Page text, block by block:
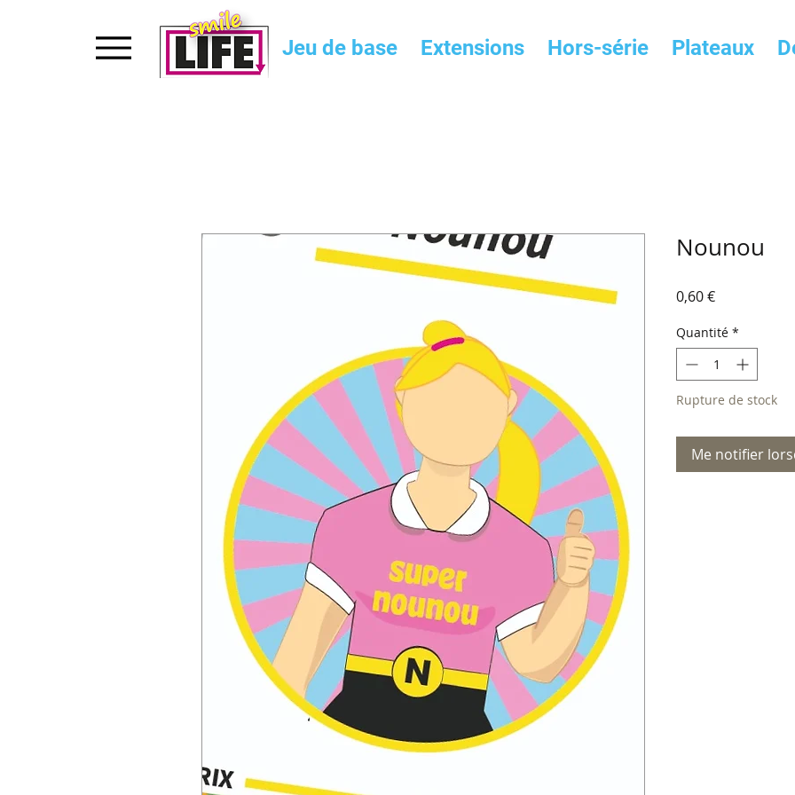
Accueil Jeu de base Extensions Hors-série Plateaux
Nounou
0,60 €Prix
Quantité *
Rupture de stock
Me notifier